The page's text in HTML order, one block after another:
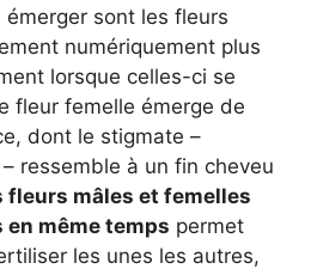
sont les fleurs
numériquement plus
lorsque celles-ci se
fleur femelle émerge de
dont le stigmate –
ressemble à un fin cheveu
fleurs mâles et femelles
en même temps permet
les unes les autres,